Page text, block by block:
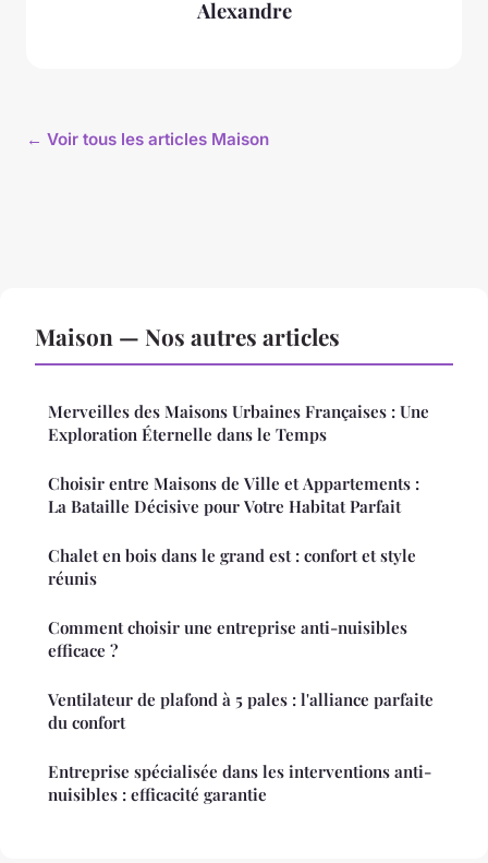
Alexandre
← Voir tous les articles Maison
Maison — Nos autres articles
Merveilles des Maisons Urbaines Françaises : Une
Exploration Éternelle dans le Temps
Choisir entre Maisons de Ville et Appartements :
La Bataille Décisive pour Votre Habitat Parfait
Chalet en bois dans le grand est : confort et style
réunis
Comment choisir une entreprise anti-nuisibles
efficace ?
Ventilateur de plafond à 5 pales : l'alliance parfaite
du confort
Entreprise spécialisée dans les interventions anti-
nuisibles : efficacité garantie